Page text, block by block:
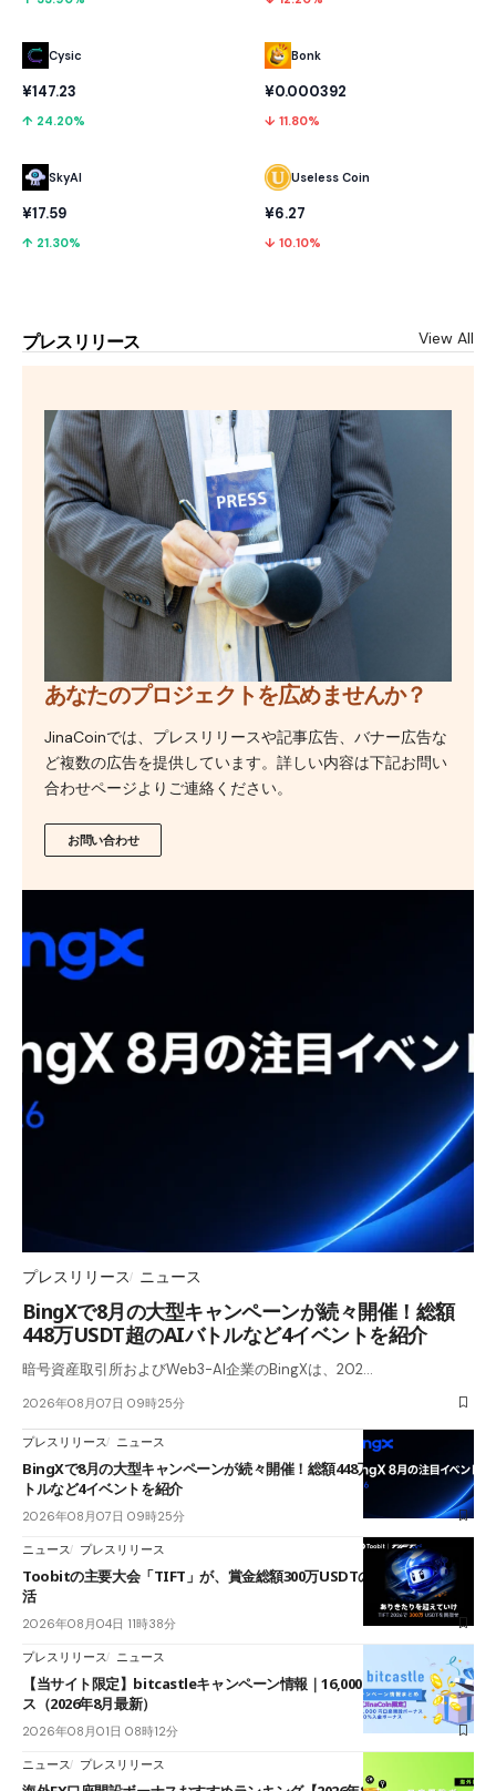
Cysic
¥147.23
↑ 24.20%
SkyAI
¥17.59
↑ 21.30%
Bonk
¥0.000392
↓ 11.80%
Useless Coin
¥6.27
↓ 10.10%
プレスリリース View All
あなたのプロジェクトを広めませんか？
JinaCoinでは、プレスリリースや記事広告、バナー広告な
ど複数の広告を提供しています。詳しい内容は下記お問い
合わせページよりご連絡ください。
お問い合わせ
プレスリリース ニュース
BingXで8月の大型キャンペーンが続々開催！総額
448万USDT超のAIバトルなど4イベントを紹介
暗号資産取引所およびWeb3-AI企業のBingXは、202…
2026年08月07日 09時25分
プレスリリース ニュース
BingXで8月の大型キャンペーンが続々開催！総額448万USDT超のAIバ
トルなど4イベントを紹介
2026年08月07日 09時25分
ニュース プレスリリース
Toobitの主要大会「TIFT」が、賞金総額300万USDTのレースとして復
活
2026年08月04日 11時38分
プレスリリース ニュース
【当サイト限定】bitcastleキャンペーン情報｜16,000円口座開設ボーナ
ス（2026年8月最新）
2026年08月01日 08時12分
ニュース プレスリリース